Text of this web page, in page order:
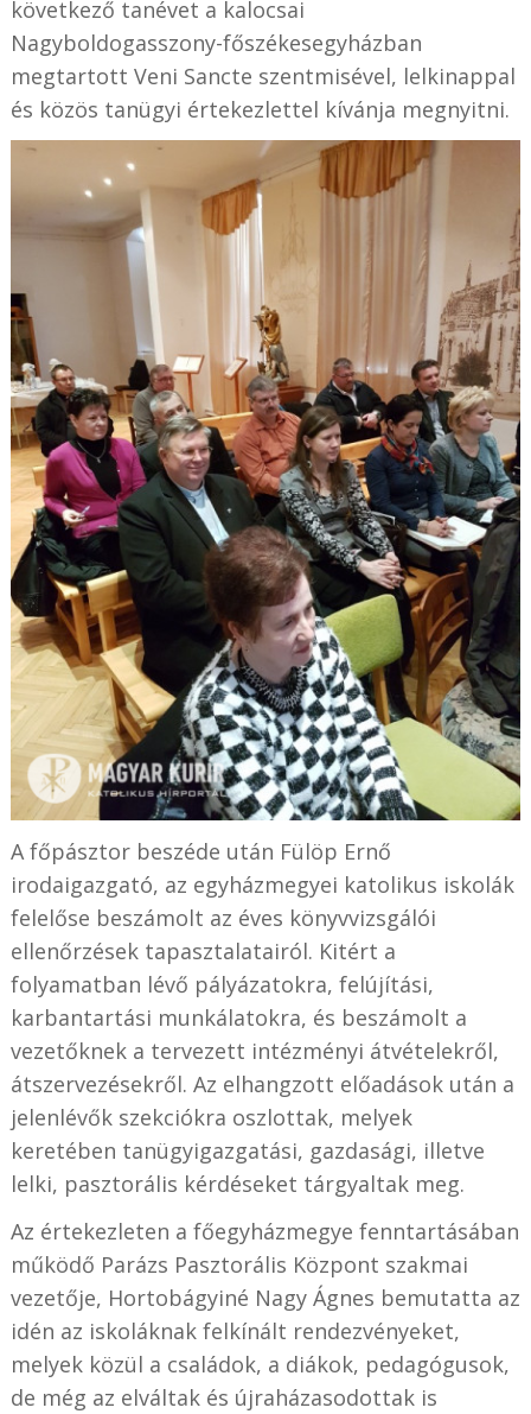
következő tanévet a kalocsai
Nagyboldogasszony-főszékesegyházban
megtartott Veni Sancte szentmisével, lelkinappal
és közös tanügyi értekezlettel kívánja megnyitni.
A főpásztor beszéde után Fülöp Ernő
irodaigazgató, az egyházmegyei katolikus iskolák
felelőse beszámolt az éves könyvvizsgálói
ellenőrzések tapasztalatairól. Kitért a
folyamatban lévő pályázatokra, felújítási,
karbantartási munkálatokra, és beszámolt a
vezetőknek a tervezett intézményi átvételekről,
átszervezésekről. Az elhangzott előadások után a
jelenlévők szekciókra oszlottak, melyek
keretében tanügyigazgatási, gazdasági, illetve
lelki, pasztorális kérdéseket tárgyaltak meg.
Az értekezleten a főegyházmegye fenntartásában
működő Parázs Pasztorális Központ szakmai
vezetője, Hortobágyiné Nagy Ágnes bemutatta az
idén az iskoláknak felkínált rendezvényeket,
melyek közül a családok, a diákok, pedagógusok,
de még az elváltak és újraházasodottak is